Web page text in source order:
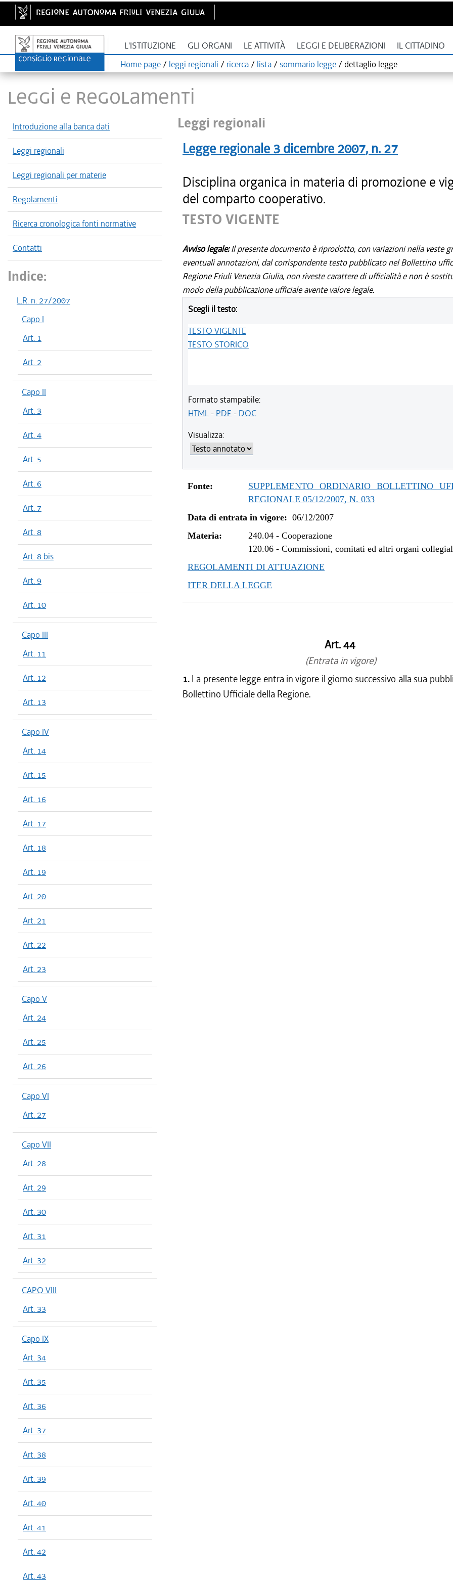
L'ISTITUZIONE GLI ORGANI LE ATTIVITÀ LEGGI E DELIBERAZIONI IL CITTADINO
Home page / leggi regionali / ricerca / lista / sommario legge / dettaglio legge
LEGGI E REGOLAMENTI
Introduzione alla banca dati
Leggi regionali
Leggi regionali per materie
Regolamenti
Ricerca cronologica fonti normative
Contatti
Indice:
L.R. n. 27/2007
Capo I
Art. 1
Art. 2
Capo II
Art. 3
Art. 4
Art. 5
Art. 6
Art. 7
Art. 8
Art. 8 bis
Art. 9
Art. 10
Capo III
Art. 11
Art. 12
Art. 13
Capo IV
Art. 14
Art. 15
Art. 16
Art. 17
Art. 18
Art. 19
Art. 20
Art. 21
Art. 22
Art. 23
Capo V
Art. 24
Art. 25
Art. 26
Capo VI
Art. 27
Capo VII
Art. 28
Art. 29
Art. 30
Art. 31
Art. 32
CAPO VIII
Art. 33
Capo IX
Art. 34
Art. 35
Art. 36
Art. 37
Art. 38
Art. 39
Art. 40
Art. 41
Art. 42
Art. 43
Leggi regionali
Legge regionale 3 dicembre 2007, n. 27
Disciplina organica in materia di promozione e
del comparto cooperativo.
TESTO VIGENTE
Avviso legale:Il presente documento è riprodotto, con variazioni nella veste
eventuali annotazioni, dal corrispondente testo pubblicato nel Bollettino
Regione Friuli Venezia Giulia, non riveste carattere di ufficialità e non è
modo della pubblicazione ufficiale avente valore legale.
Scegli il testo:
TESTO VIGENTE
TESTO STORICO
Formato stampabile:
HTML- PDF - DOC
Visualizza:
Fonte:
SUPPLEMENTO ORDINARIO BOLLETTINO
REGIONALE 05/12/2007, N. 033
Data di entrata in vigore: 06/12/2007
Materia:
240.04 -Cooperazione
120.06 -Commissioni, comitati ed altri organi
REGOLAMENTI DI ATTUAZIONE
ITER DELLA LEGGE
Art. 44
(Entrata in vigore)
1. La presente legge entra in vigore il giorno successivo alla sua
Bollettino Ufficiale della Regione.